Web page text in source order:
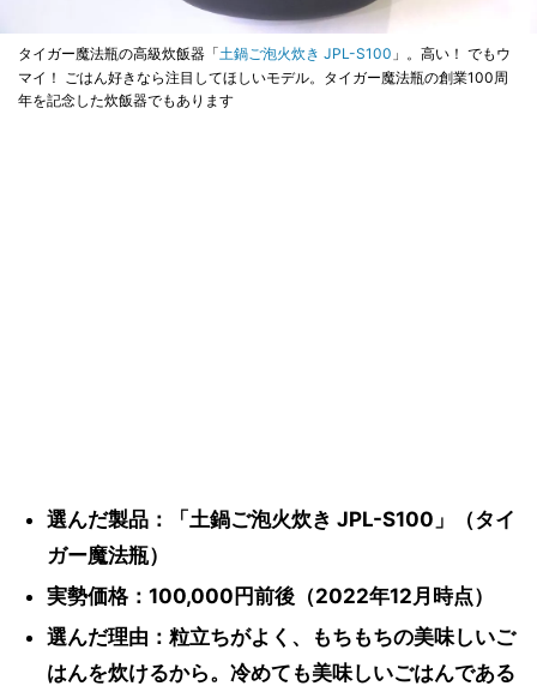
タイガー魔法瓶の高級炊飯器「土鍋ご泡火炊き JPL-S100 」。高い！ でもウ
マイ！ ごはん好きなら注目してほしいモデル。タイガー魔法瓶の創業100周
年を記念した炊飯器でもあります
選んだ製品：「土鍋ご泡火炊き JPL-S100」（タイ
ガー魔法瓶）
実勢価格：100,000円前後（2022年12月時点）
選んだ理由：粒立ちがよく、もちもちの美味しいご
はんを炊けるから。冷めても美味しいごはんである